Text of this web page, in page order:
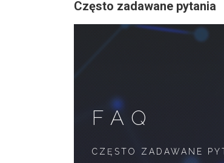
Często zadawane pytania
FAQ
CZĘSTO ZADAWANE